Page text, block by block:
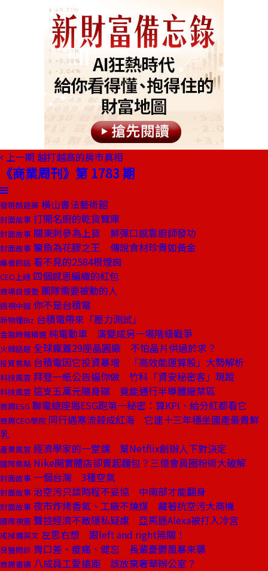
上一期 越打越高的房市真相
《商業周刊》第 1783 期
發現酷建築 橫山書法藝術館
封面故事 打開名廚的乾貨寶庫
封面故事 關東刺參為上貨 鮮彈口感靠廚師發功
封面故事 鰵魚為花膠之王 傳說食材珍貴如黃金
編者的話 看不見的2584根煙囪
CEO上線 四個感恩編織的紅包
商場自慢塾 團隊需要被動的人
透視中國 你不是台積電
新物種Biz 台積電帶來「壓力測試」
金融時報精選 純電動車 演變成另一場階級戰爭
火線話題 全球瘋蓋29座晶圓廠 不怕晶片供過於求？
投資焦點 台積電因它投資暴增 「高效能運算股」大勢解析
科技風雲 拜登一紙公告逼你做 竹科「資安秘密客」現蹤
科技風雲 這支五萬元隨身碟 竟能通行半導體廠禁區
商周ESG 聯電總座揭ESG跑第一秘密：算KPI、給分紅都看它
商周CEO學院 同行遇寒流殺成紅海 它連十三年穩坐國產最貴鮮
乳
產業風雲 經濟學家的一堂課 幫Netflix創辦人下對決定
國際焦點 Nike開實體店卻賣起麵包？三億會員圈粉術大破解
封面故事 一個台灣 3種空氣
封面故事 治空污只談時程不妥協 中南部才能翻身
封面故事 夜市炸烤香氣、工廠不燒煤 藏著抗空污大商機
國際視窗 聲控經濟不敵隱私疑慮 亞馬遜Alexa被打入冷宮
戒掉爛英文 左思右想 跟left and right無關！
良醫問診 胃口差、痠痛、健忘 長輩憂鬱風暴來襲
商周書摘 八成員工愛遠距 該放棄奢華辦公室？